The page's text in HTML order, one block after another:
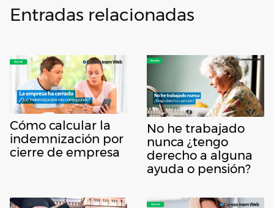
Entradas relacionadas
Cómo calcular la
indemnización por
cierre de empresa
No he trabajado
nunca ¿tengo
derecho a alguna
ayuda o pensión?